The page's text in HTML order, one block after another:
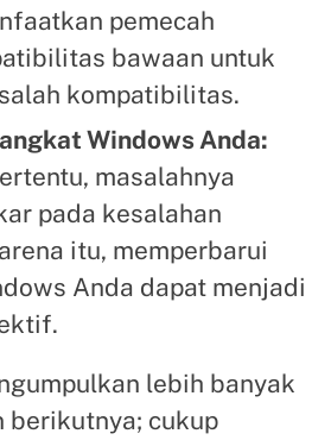
pemecah
bawaan untuk
kompatibilitas.
Windows Anda:
masalahnya
pada kesalahan
itu, memperbarui
Anda dapat menjadi
lebih banyak
berikutnya; cukup